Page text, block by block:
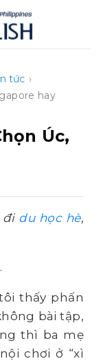
tức ›
hay
Úc,
đi du học hè,
thấy phấn
bài tập,
thì ba mẹ
chơi ở “xì